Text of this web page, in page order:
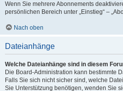
Wenn Sie mehrere Abonnements
persönlichen Bereich unter „Einstieg“ –
Nach oben
Dateianhänge
Welche Dateianhänge sind in diesem
Die Board-Administration kann bestimmte
Falls Sie sich nicht sicher sind, welche
Sie Unterstützung benötigen, wenden Sie